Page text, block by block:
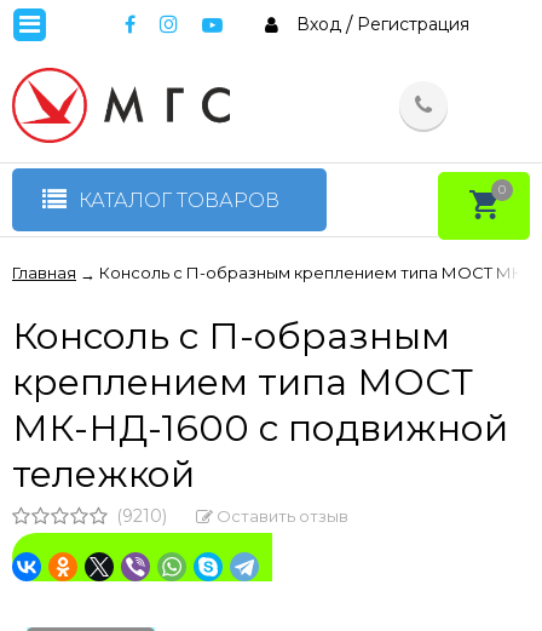
Вход / Регистрация
КАТАЛОГ ТОВАРОВ 0
Главная → Консоль с П-образным креплением типа МОСТ МК-
Консоль с П-образным
креплением типа МОСТ
МК-НД-1600 с подвижной
тележкой
(9210) Оставить отзыв